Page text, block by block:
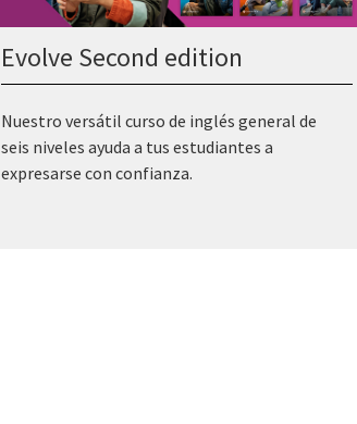
Evolve Second edition
Nuestro versátil curso de inglés general de
seis niveles ayuda a tus estudiantes a
expresarse con confianza.